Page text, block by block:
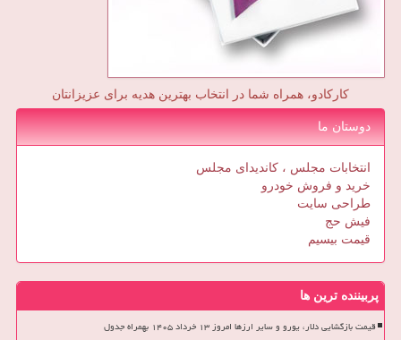
کارکادو، همراه شما در انتخاب بهترین هدیه برای عزیزانتان
دوستان ما
انتخابات مجلس ، کاندیدای مجلس
خرید و فروش خودرو
طراحی سایت
فیش حج
قیمت بیسیم
پربیننده ترین ها
قیمت بازگشایی دلار، یورو و سایر ارزها امروز ۱۳ خرداد ۱۴۰۵ بهمراه جدول